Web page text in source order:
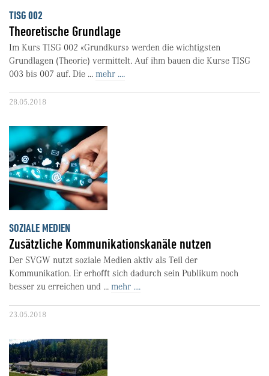
TISG 002
Theoretische Grundlage
Im Kurs TISG 002 «Grundkurs» werden die wichtigsten
Grundlagen (Theorie) vermittelt. Auf ihm bauen die Kurse TISG
003 bis 007 auf. Die ... mehr ....
28.05.2018
SOZIALE MEDIEN
Zusätzliche Kommunikationskanäle nutzen
Der SVGW nutzt soziale Medien aktiv als Teil der
Kommunikation. Er erhofft sich dadurch sein Publikum noch
besser zu erreichen und ... mehr ....
23.05.2018